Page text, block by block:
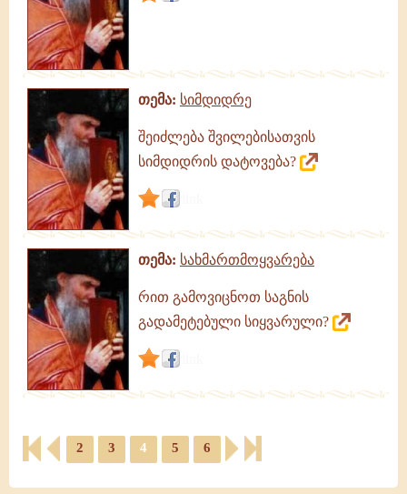
თემა: სიმდიდრე
შეიძლება შვილებისათვის
სიმდიდრის დატოვება?
თემა: სახმართმოყვარება
რით გამოვიცნოთ საგნის
გადამეტებული სიყვარული?
2 3 4 5 6